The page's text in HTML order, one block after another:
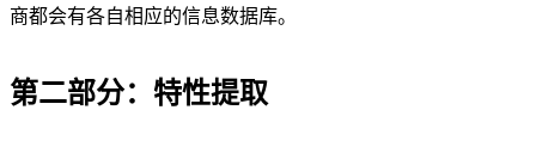
商都会有各自相应的信息数据库。
第二部分：特性提取